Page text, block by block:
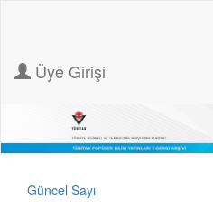
Üye Girişi
Güncel Sayı